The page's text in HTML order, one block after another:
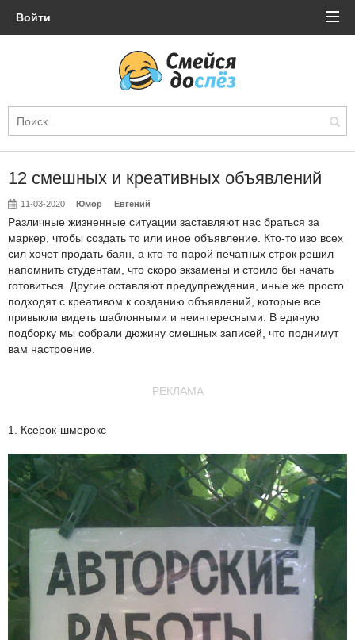
Войти
12 смешных и креативных объявлений
11-03-2020 Юмор Евгений
Различные жизненные ситуации заставляют нас браться за
маркер, чтобы создать то или иное объявление. Кто-то изо всех
сил хочет продать баян, а кто-то парой печатных строк решил
напомнить студентам, что скоро экзамены и стоило бы начать
готовиться. Другие оставляют предупреждения, иные же просто
подходят с креативом к созданию объявлений, которые все
привыкли видеть шаблонными и неинтересными. В единую
подборку мы собрали дюжину смешных записей, что поднимут
вам настроение.
РЕКЛАМА
1. Ксерок-шмерокс